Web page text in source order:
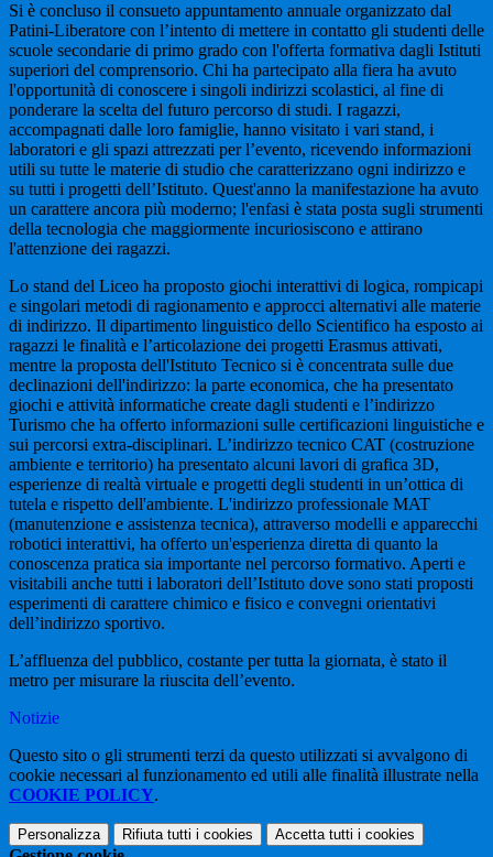
Si è concluso il consueto appuntamento annuale organizzato dal
Patini-Liberatore con l’intento di mettere in contatto gli studenti delle
scuole secondarie di primo grado con l'offerta formativa dagli Istituti
superiori del comprensorio. Chi ha partecipato alla fiera ha avuto
l'opportunità di conoscere i singoli indirizzi scolastici, al fine di
ponderare la scelta del futuro percorso di studi. I ragazzi,
accompagnati dalle loro famiglie, hanno visitato i vari stand, i
laboratori e gli spazi attrezzati per l’evento, ricevendo informazioni
utili su tutte le materie di studio che caratterizzano ogni indirizzo e
su tutti i progetti dell’Istituto. Quest'anno la manifestazione ha avuto
un carattere ancora più moderno; l'enfasi è stata posta sugli strumenti
della tecnologia che maggiormente incuriosiscono e attirano
l'attenzione dei ragazzi.
Lo stand del Liceo ha proposto giochi interattivi di logica, rompicapi
e singolari metodi di ragionamento e approcci alternativi alle materie
di indirizzo. Il dipartimento linguistico dello Scientifico ha esposto ai
ragazzi le finalità e l’articolazione dei progetti Erasmus attivati,
mentre la proposta dell'Istituto Tecnico si è concentrata sulle due
declinazioni dell'indirizzo: la parte economica, che ha presentato
giochi e attività informatiche create dagli studenti e l’indirizzo
Turismo che ha offerto informazioni sulle certificazioni linguistiche e
sui percorsi extra-disciplinari. L’indirizzo tecnico CAT (costruzione
ambiente e territorio) ha presentato alcuni lavori di grafica 3D,
esperienze di realtà virtuale e progetti degli studenti in un’ottica di
tutela e rispetto dell'ambiente. L'indirizzo professionale MAT
(manutenzione e assistenza tecnica), attraverso modelli e apparecchi
robotici interattivi, ha offerto un'esperienza diretta di quanto la
conoscenza pratica sia importante nel percorso formativo. Aperti e
visitabili anche tutti i laboratori dell’Istituto dove sono stati proposti
esperimenti di carattere chimico e fisico e convegni orientativi
dell’indirizzo sportivo.
L’affluenza del pubblico, costante per tutta la giornata, è stato il
metro per misurare la riuscita dell’evento.
Notizie
Questo sito o gli strumenti terzi da questo utilizzati si avvalgono di
cookie necessari al funzionamento ed utili alle finalità illustrate nella
COOKIE POLICY.
Personalizza Rifiuta tutti i cookies Accetta tutti i cookies